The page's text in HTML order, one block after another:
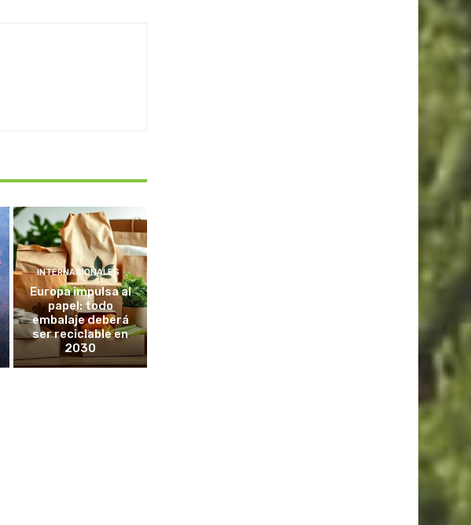
INTERNACIONALES
Europa impulsa al
papel: todo
embalaje deberá
ser reciclable en
2030